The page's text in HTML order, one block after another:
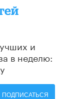
и
в неделю:
ПОДПИСАТЬСЯ